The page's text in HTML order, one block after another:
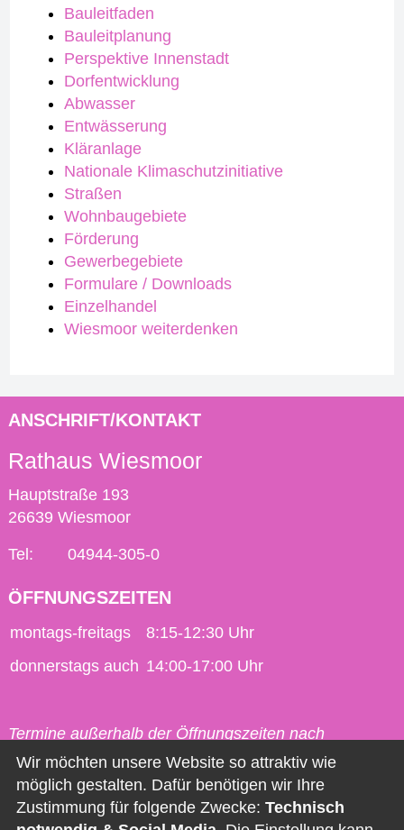
Bauleitfaden
Bauleitplanung
Perspektive Innenstadt
Dorfentwicklung
Abwasser
Entwässerung
Kläranlage
Nationale Klimaschutzinitiative
Straßen
Wohnbaugebiete
Förderung
Gewerbegebiete
Formulare / Downloads
Einzelhandel
Wiesmoor weiterdenken
ANSCHRIFT/KONTAKT
Rathaus Wiesmoor
Hauptstraße 193
26639 Wiesmoor
Tel: 04944-305-0
ÖFFNUNGSZEITEN
montags-freitags
8:15-12:30 Uhr
donnerstags auch 14:00-17:00 Uhr
Termine außerhalb der Öffnungszeiten nach
vorheriger Vereinbarung möglich.
Kontakt
Wir möchten unsere Website so attraktiv wie
möglich gestalten. Dafür benötigen wir Ihre
Zustimmung für folgende Zwecke: Technisch